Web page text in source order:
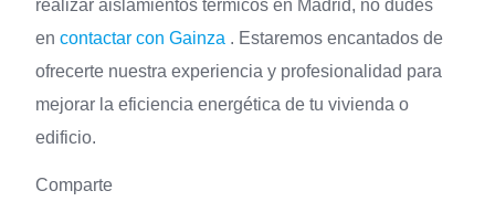
realizar aislamientos térmicos en Madrid, no dudes
en contactar con Gainza . Estaremos encantados de
ofrecerte nuestra experiencia y profesionalidad para
mejorar la eficiencia energética de tu vivienda o
edificio.
Comparte